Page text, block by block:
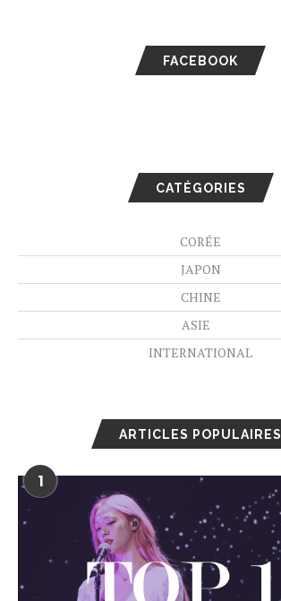
FACEBOOK
CATÉGORIES
CORÉE
JAPON
CHINE
ASIE
INTERNATIONAL
ARTICLES POPULAIRES
1